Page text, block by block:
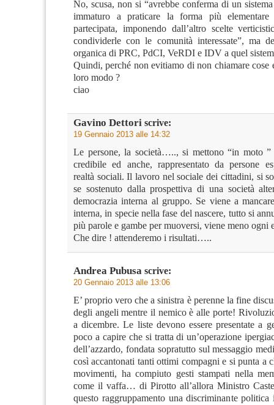
No, scusa, non si “avrebbe conferma di un
immaturo a praticare la forma più elementare
partecipata, imponendo dall’altro scelte
condividerle con le comunità interessate”, ma
organica di PRC, PdCI, VeRDI e IDV a quel
Quindi, perché non evitiamo di non chiamare cose
loro modo ?
ciao
Gavino Dettori scrive:
19 Gennaio 2013 alle 14:32
Le persone, la società….., si mettono “in moto ”
credibile ed anche, rappresentato da persone
realtà sociali. Il lavoro nel sociale dei cittadini, si
se sostenuto dalla prospettiva di una società
democrazia interna al gruppo. Se viene a
interna, in specie nella fase del nascere, tutto si
più parole e gambe per muoversi, viene meno ogni
Che dire ! attenderemo i risultati…..
Andrea Pubusa scrive:
20 Gennaio 2013 alle 13:06
E’ proprio vero che a sinistra è perenne la fine
degli angeli mentre il nemico è alle porte!
a dicembre. Le liste devono essere presentate a
poco a capire che si tratta di un’operazione
dell’azzardo, fondata sopratutto sul messaggio
così accantonati tanti ottimi compagni e si punta a
movimenti, ha compiuto gesti stampati nella
come il vaffa… di Pirotto all’allora Ministro
questo raggruppamento una discriminante politica